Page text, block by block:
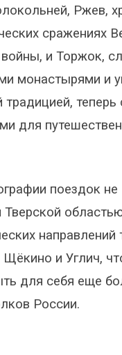
Ржев,
сражениях
войны, и Торжок,
монастырями и
теперь
для
поездок не
Тверской
направлений
и Углич,
для себя еще
России.